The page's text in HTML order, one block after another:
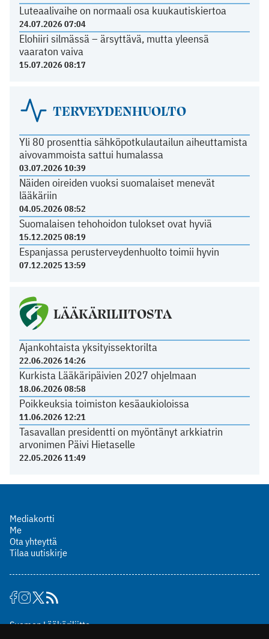
Luteaalivaihe on normaali osa kuukautiskiertoa
24.07.2026 07:04
Elohiiri silmässä – ärsyttävä, mutta yleensä
vaaraton vaiva
15.07.2026 08:17
TERVEYDENHUOLTO
Yli 80 prosenttia sähköpotkulautailun aiheuttamista
aivovammoista sattui humalassa
03.07.2026 10:39
Näiden oireiden vuoksi suomalaiset menevät
lääkäriin
04.05.2026 08:52
Suomalaisen tehohoidon tulokset ovat hyviä
15.12.2025 08:19
Espanjassa perusterveydenhuolto toimii hyvin
07.12.2025 13:59
LÄÄKÄRILIITOSTA
Ajankohtaista yksityissektorilta
22.06.2026 14:26
Kurkista Lääkäripäivien 2027 ohjelmaan
18.06.2026 08:58
Poikkeuksia toimiston kesäaukioloissa
11.06.2026 12:21
Tasavallan presidentti on myöntänyt arkkiatrin
arvonimen Päivi Hietaselle
22.05.2026 11:49
Mediakortti
Me
Ota yhteyttä
Tilaa uutiskirje
Suomen Lääkäriliitto